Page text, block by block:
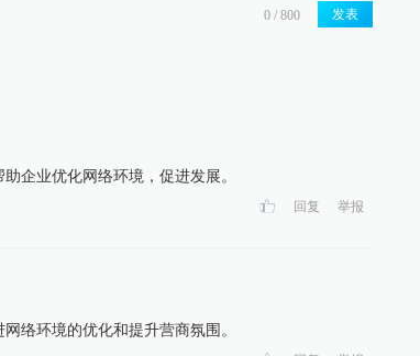
发表
企业优化网络环境，促进发展。
回复 举报
络环境的优化和提升营商氛围。